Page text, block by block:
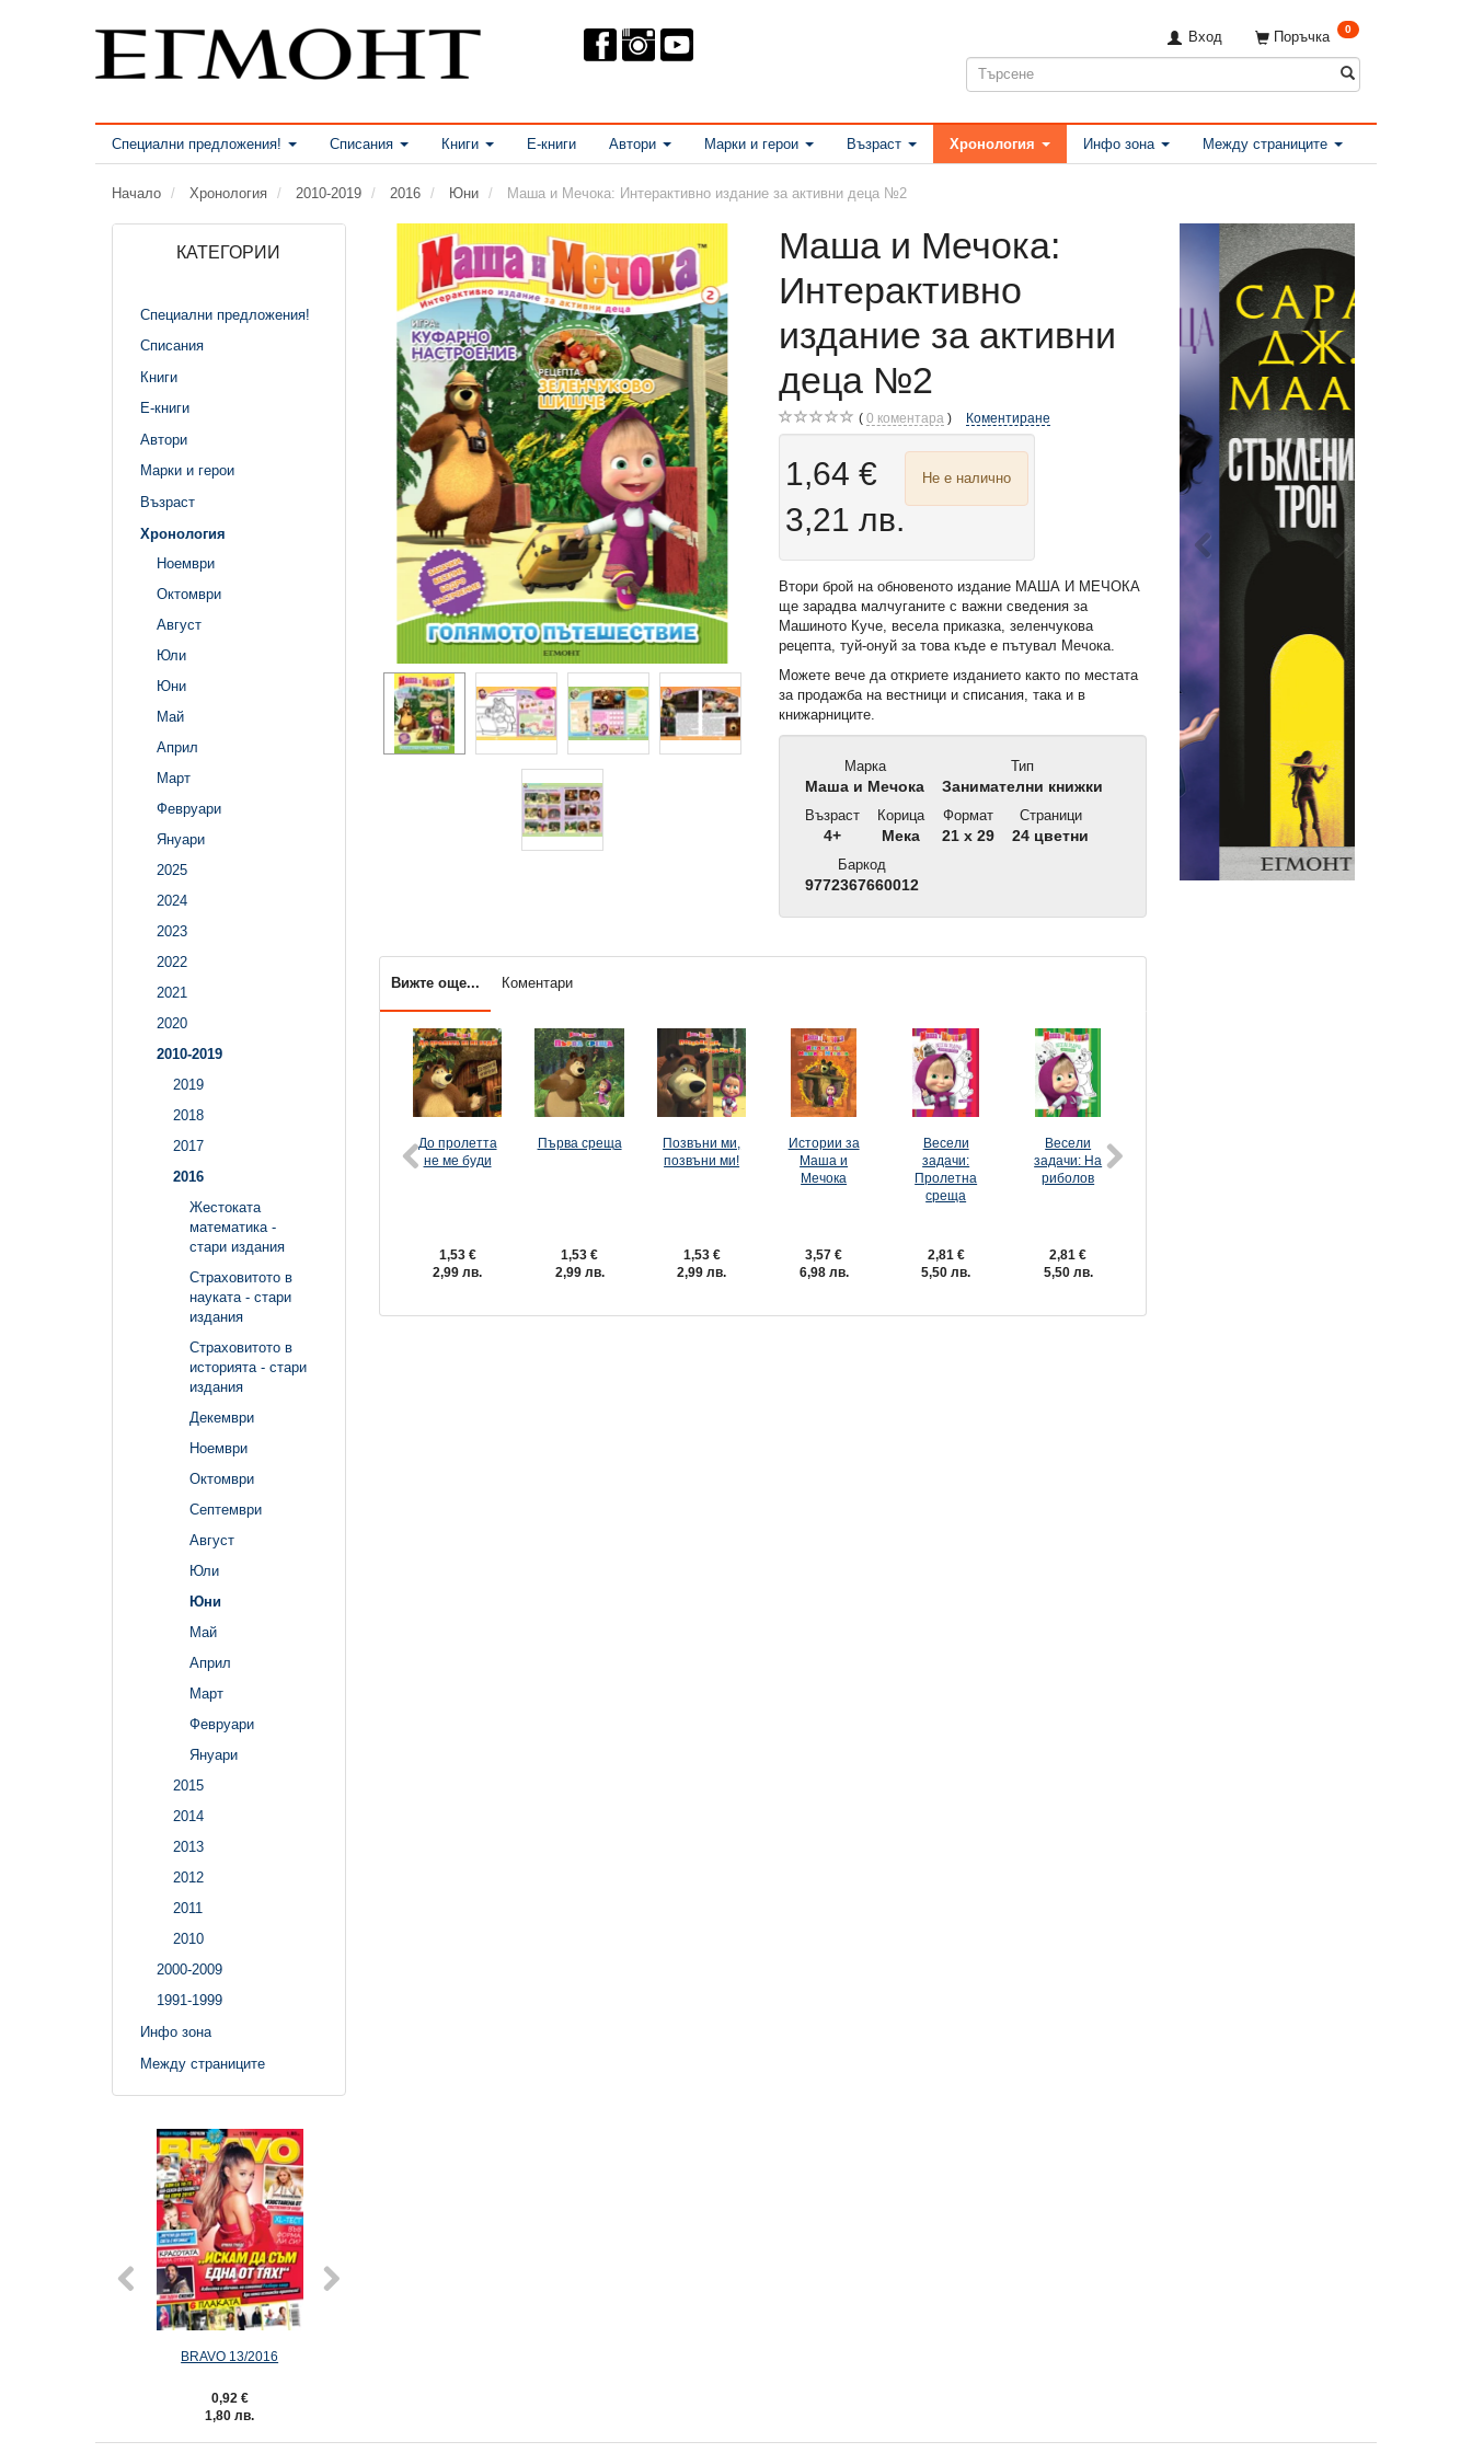
Поръчка 0
Вход
Специални предложения! Списания Книги Е-книги Автори Марки и герои Възраст Хронология Инфо зона Между страниците
Начало Хронология 2010-2019 2016 Юни Маша и Мечока: Интерактивно издание за активни деца №2
КАТЕГОРИИ
Специални предложения!
Списания
Книги
Е-книги
Автори
Марки и герои
Възраст
Хронология
Ноември
Октомври
Август
Юли
Юни
Май
Април
Март
Февруари
Януари
2025
2024
2023
2022
2021
2020
2010-2019
2019
2018
2017
2016
Жестоката
математика -
стари издания
Страховитото в
науката - стари
издания
Страховитото в
историята - стари
издания
Декември
Ноември
Октомври
Септември
Август
Юли
Юни
Май
Април
Март
Февруари
Януари
2015
2014
2013
2012
2011
2010
2000-2009
1991-1999
Инфо зона
Между страниците
BRAVO 13/2016
0,92 €
1,80 лв.
Маша и Мечока:
Интерактивно
издание за активни
деца №2
0 коментара Коментиране
1,64 €
3,21 лв.
Не е налично
Втори брой на обновеното издание МАША И МЕЧОКА
ще зарадва малчуганите с важни сведения за
Машиното Куче, весела приказка, зеленчукова
рецепта, туй-онуй за това къде е пътувал Мечока.
Можете вече да откриете изданието както по местата
за продажба на вестници и списания, така и в
книжарниците.
Марка
Маша и Мечока
Тип
Занимателни книжки
Възраст
4+
Корица
Мека
Формат
21 x 29
Страници
24 цветни
Баркод
9772367660012
Вижте още... Коментари
До пролетта
не ме буди
1,53 €
2,99 лв.
Първа среща
1,53 €
2,99 лв.
Позвъни ми,
позвъни ми!
1,53 €
2,99 лв.
Истории за
Маша и
Мечока
3,57 €
6,98 лв.
Весели
задачи:
Пролетна
среща
2,81 €
5,50 лв.
Весели
задачи: На
риболов
2,81 €
5,50 лв.